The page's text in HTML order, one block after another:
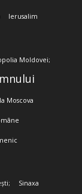
Ierusalim
Moldovei;
Moscova
Sinaxa